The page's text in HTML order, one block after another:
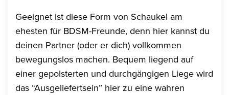
Geeignet ist diese Form von Schaukel am
ehesten für BDSM-Freunde, denn hier kannst du
deinen Partner (oder er dich) vollkommen
bewegungslos machen. Bequem liegend auf
einer gepolsterten und durchgängigen Liege wird
das “Ausgeliefertsein” hier zu eine wahren